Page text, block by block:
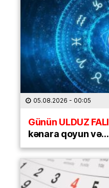
05.08.2026 - 00:05
Günün ULDUZ FALI
kənara qoyun və…